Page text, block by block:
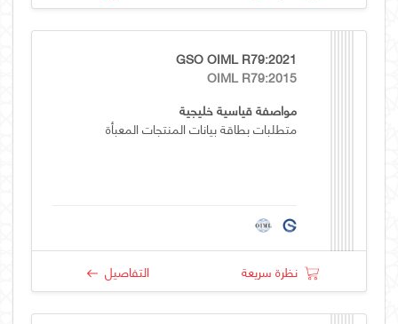
GSO OIML R79:2021
OIML R79:2015
مواصفة قياسية خليجية
متطلبات بطاقة بيانات المنتجات المعبأة
نظرة سريعة التفاصيل